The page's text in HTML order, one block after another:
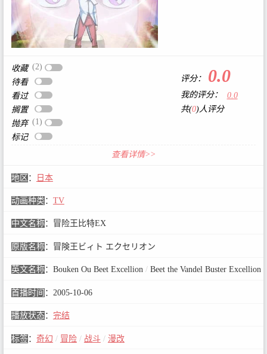
收藏 (2)
待看
看过
搁置
抛弃 (1)
标记
评分： 0.0
我的评分：
0.0
共(0)人评分
查看详情>>
地区 ： 日本
动画种类 ： TV
中文名称： 冒险王比特EX
原版名称： 冒険王ビィト エクセリオン
英文名称： Bouken Ou Beet Excellion /Beet the Vandel Buster Excellion
首播时间 ： 2005-10-06
播放状态： 完结
标签： 奇幻 / 冒险 / 战斗 / 漫改